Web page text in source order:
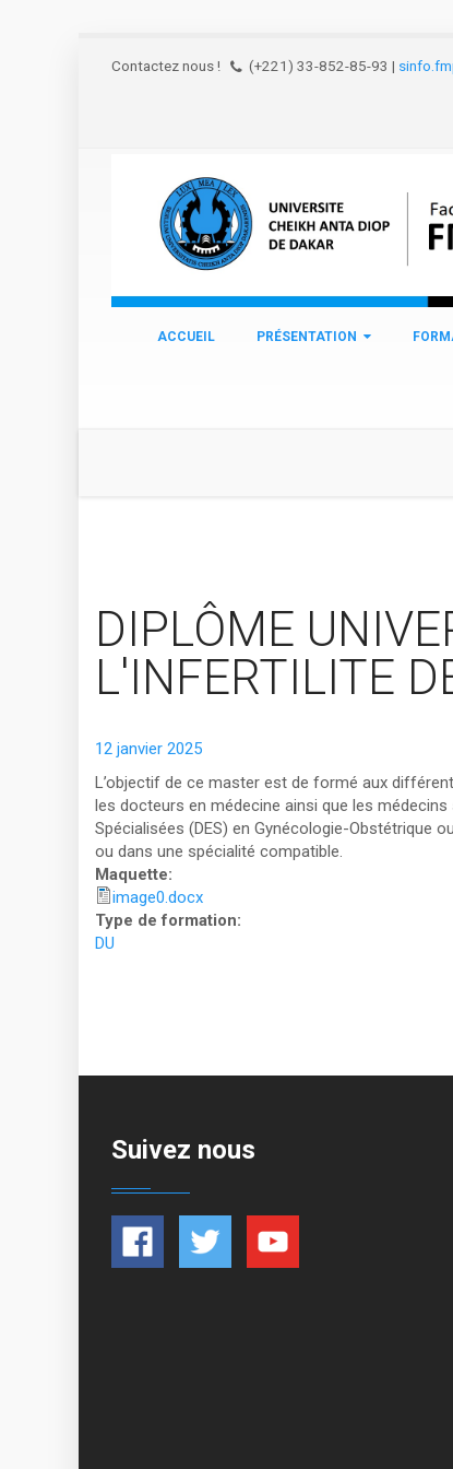
Contactez nous ! (+221) 33-852-85-93 |
ACCUEIL PRÉSENTATION
DIPLÔME
L'INFERTILITE
12 janvier 2025
L’objectif de ce master est de formé aux
les docteurs en médecine ainsi que les
Spécialisées (DES) en Gynécologie-Obstétrique
ou dans une spécialité compatible.
Maquette:
image0.docx
Type de formation:
DU
Suivez nous